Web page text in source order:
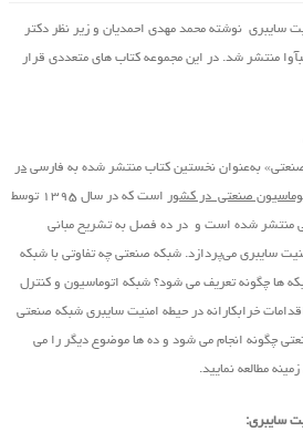
۱۰۰ آموزه از امنیت سایبری نوشته محمد مهدی احمدیان و زیر نظر دکتر
منتشر شد. در این مجموعه کتاب های متعددی قرار
به‌عنوان نخستین کتاب منتشر شده به فارسی در
صنعتی در کشور
است که در سال ۱۳۹۵ توسط
منتشر شده است و در ده فصل به تشریح مبانی
سایبری می‌پردازد. شبکه صنعتی چه تفاوتی با شبکه
ها چگونه تعریف می شود؟ شبکه اتوماسیون و کنترل
خرابکارانه در حیطه امنیت سایبری شبکه صنعتی
چگونه انجام می شود و ده ها موضوع دیگر را می
مطالعه نمایید.